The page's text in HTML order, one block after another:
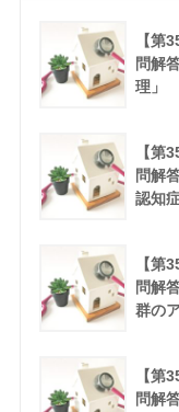
【第
問解
理」
【第
問解
認知
【第
問解
群の
【第
問解